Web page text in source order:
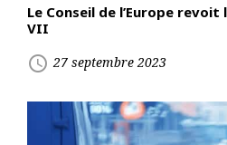
Le Conseil de l’Europe revoit
VII
access_time 27 septembre 2023